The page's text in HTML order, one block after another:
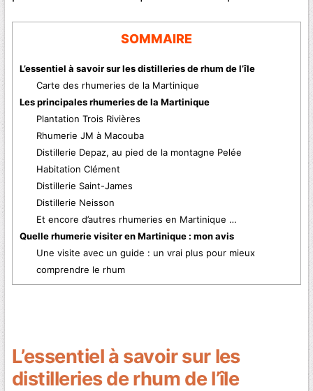
SOMMAIRE
L’essentiel à savoir sur les distilleries de rhum de l’île
Carte des rhumeries de la Martinique
Les principales rhumeries de la Martinique
Plantation Trois Rivières
Rhumerie JM à Macouba
Distillerie Depaz, au pied de la montagne Pelée
Habitation Clément
Distillerie Saint-James
Distillerie Neisson
Et encore d’autres rhumeries en Martinique …
Quelle rhumerie visiter en Martinique : mon avis
Une visite avec un guide : un vrai plus pour mieux
comprendre le rhum
L’essentiel à savoir sur les
distilleries de rhum de l’île